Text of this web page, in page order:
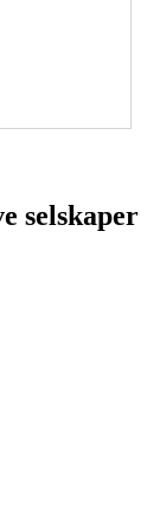
selskaper